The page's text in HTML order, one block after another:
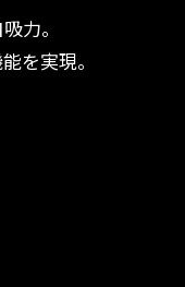
力。
を実現。